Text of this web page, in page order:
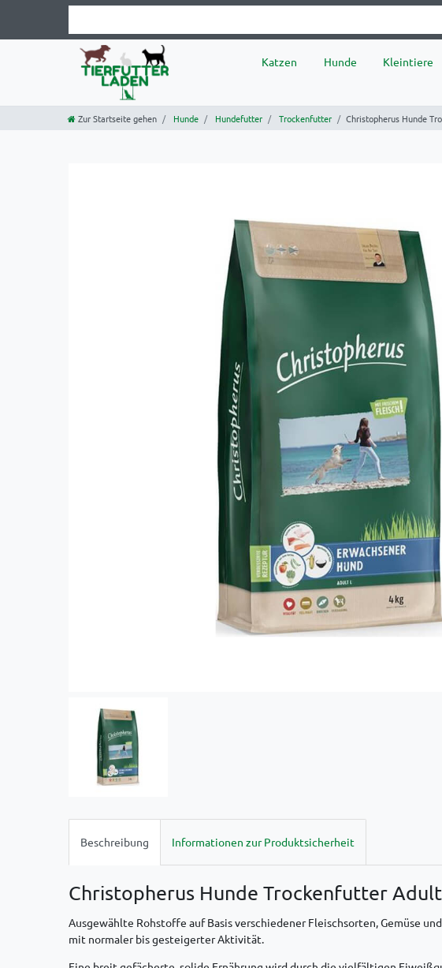
Katzen Hunde Kleintiere
Zur Startseite gehen Hunde Hundefutter Trockenfutter Christopherus Hunde
Beschreibung Informationen zur Produktsicherheit
Christopherus Hunde Trockenfutter Adult
Ausgewählte Rohstoffe auf Basis verschiedener Fleischsorten, Gemüse
mit normaler bis gesteigerter Aktivität.